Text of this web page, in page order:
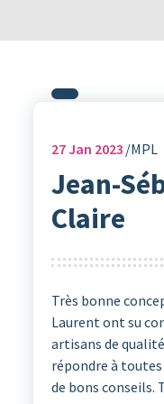
27Jan 2023 MPL
Jean-
Claire
Très bonne
Laurent ont su
artisans de
répondre à
de bons conseils.